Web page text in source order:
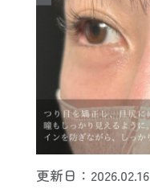
更新日：2026.02.16